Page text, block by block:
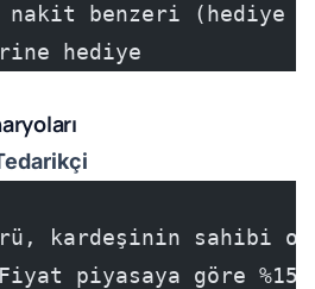
nakit benzeri (hediye
hediye
kardeşinin sahibi
piyasaya göre %15